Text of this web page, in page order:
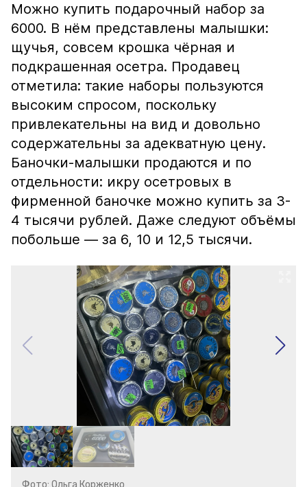
Можно купить подарочный набор за
6000. В нём представлены малышки:
щучья, совсем крошка чёрная и
подкрашенная осетра. Продавец
отметила: такие наборы пользуются
высоким спросом, поскольку
привлекательны на вид и довольно
содержательны за адекватную цену.
Баночки-малышки продаются и по
отдельности: икру осетровых в
фирменной баночке можно купить за 3-
4 тысячи рублей. Даже следуют объёмы
побольше — за 6, 10 и 12,5 тысячи.
Фото: Ольга Корженко